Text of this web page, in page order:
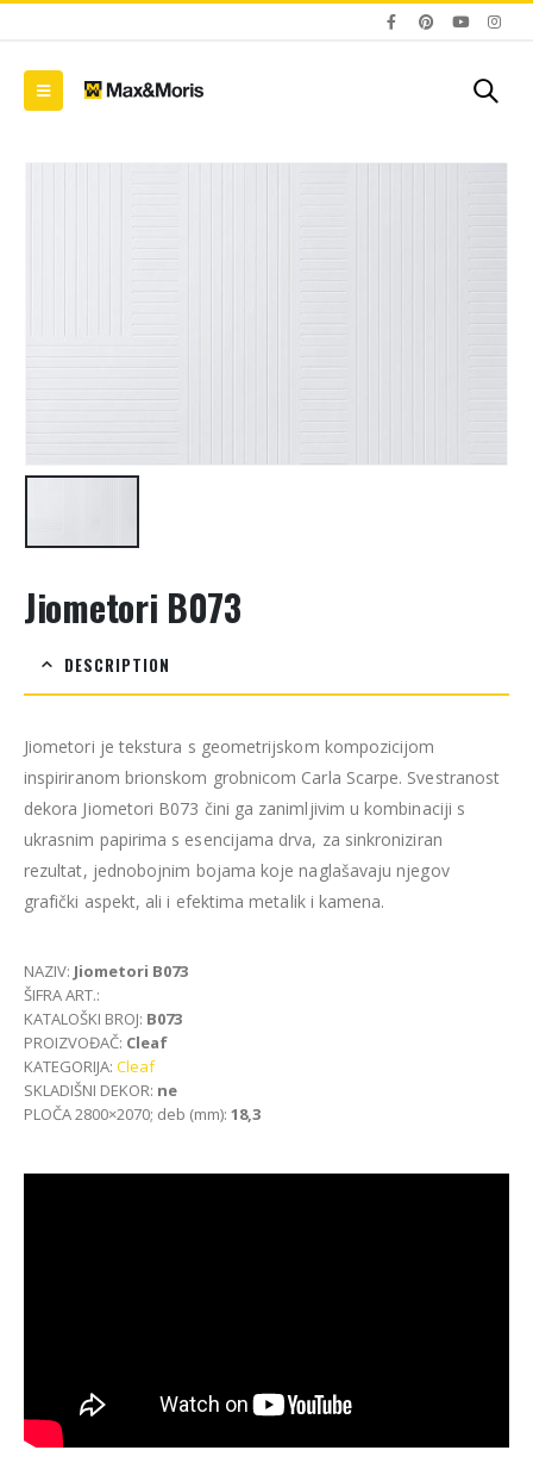
Jiometori B073
DESCRIPTION
Jiometori je tekstura s geometrijskom kompozicijom
inspiriranom brionskom grobnicom Carla Scarpe. Svestranost
dekora Jiometori B073 čini ga zanimljivim u kombinaciji s
ukrasnim papirima s esencijama drva, za sinkroniziran
rezultat, jednobojnim bojama koje naglašavaju njegov
grafički aspekt, ali i efektima metalik i kamena.
NAZIV: Jiometori B073
ŠIFRA ART.:
KATALOŠKI BROJ: B073
PROIZVOĐAČ: Cleaf
KATEGORIJA: Cleaf
SKLADIŠNI DEKOR: ne
PLOČA 2800×2070; deb (mm): 18,3